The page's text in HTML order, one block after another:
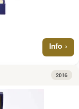
Info
2016